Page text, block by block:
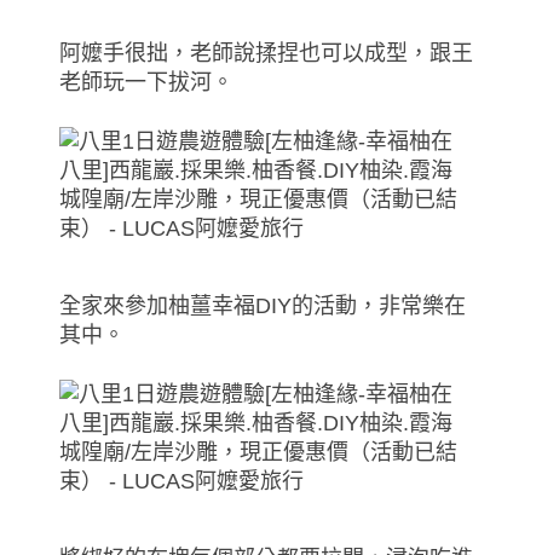
阿嬤手很拙，老師說揉捏也可以成型，跟王
老師玩一下拔河。
全家來參加柚薑幸福DIY的活動，非常樂在
其中。